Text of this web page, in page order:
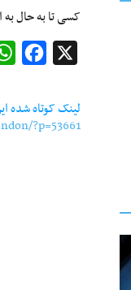
کسی تا به حال به
لینک کوتاه شده
?p=53661